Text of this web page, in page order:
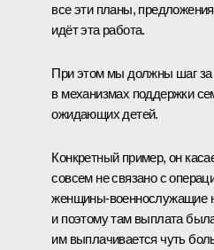
все эти планы,
идёт эта работа.
При этом мы должны шаг за
в механизмах поддержки
ожидающих детей.
Конкретный пример, он
совсем не связано с
женщины-военнослужащие
и поэтому там выплата
им выплачивается чуть